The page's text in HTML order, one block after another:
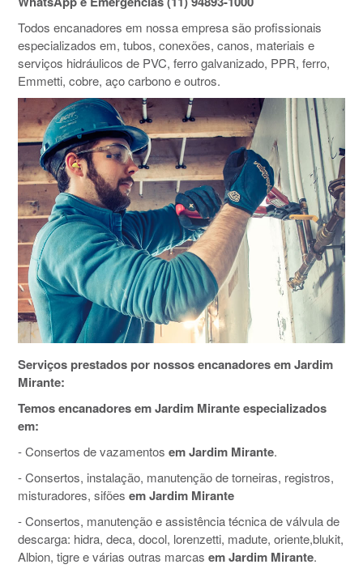
Todos encanadores em nossa empresa são profissionais
especializados em, tubos, conexões, canos, materiais e
serviços hidráulicos de PVC, ferro galvanizado, PPR, ferro,
Emmetti, cobre, aço carbono e outros.
Serviços prestados por nossos encanadores em Jardim
Mirante:
Temos encanadores em Jardim Mirante especializados
em:
- Consertos de vazamentos em Jardim Mirante.
- Consertos, instalação, manutenção de torneiras, registros,
misturadores, sifões em Jardim Mirante
- Consertos, manutenção e assistência técnica de válvula de
descarga: hidra, deca, docol, lorenzetti, madute, oriente,blukit,
Albion, tigre e várias outras marcas em Jardim Mirante.